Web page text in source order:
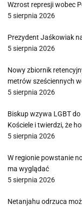
Wzrost represji wobec
5 sierpnia 2026
Prezydent Jaśkowiak
5 sierpnia 2026
Nowy zbiornik
metrów sześciennych
5 sierpnia 2026
Biskup wzywa LGBT
Kościele i twierdzi, że
5 sierpnia 2026
W regionie powstanie
ma wyglądać
5 sierpnia 2026
Netanjahu odrzuca